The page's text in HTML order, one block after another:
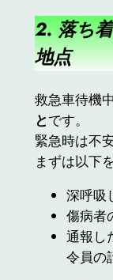
2. 落ち
地点
救急車待機
とです。
緊急時は不
まずは以下
深呼吸
傷病者
通報し
令員の